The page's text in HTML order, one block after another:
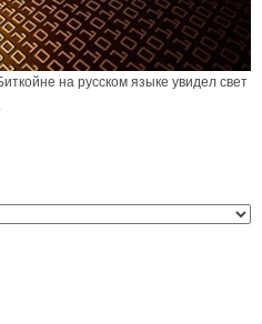
на русском языке увидел свет
.